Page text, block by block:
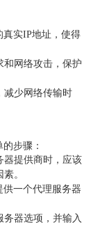
真实IP地址，使得
和网络攻击，保护
减少网络传输时
步骤：
器提供商时，应该
。
一个代理服务器
务器选项，并输入